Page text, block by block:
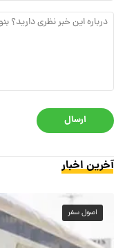
ارسال
آخرین اخبار
اصول سفر